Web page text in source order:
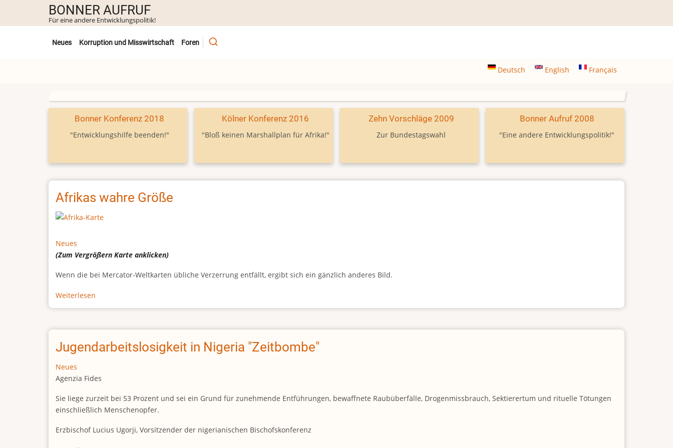
Inhalt
BONNER AUFRUF
Für eine andere Entwicklungspolitik!
Untermenü
Neues Korruption und Misswirtschaft Foren
Deutsch English Français
Bonner Konferenz 2018
"Entwicklungshilfe beenden!"
Kölner Konferenz 2016
"Bloß keinen Marshallplan für Afrika!"
Zehn Vorschläge 2009
Zur Bundestagswahl
Bonner Aufruf 2008
"Eine andere Entwicklungspolitik!"
Afrikas wahre Größe
Neues
(Zum VergrößernKarte anklicken)
Wenn die bei Mercator-Weltkarten übliche Verzerrung entfällt, ergibt sich ein gänzlich anderes Bild.
Weiterlesen
Afrikas
Größe
Jugendarbeitslosigkeit in Nigeria "Zeitbombe"
Neues
Agenzia Fides
Sie liege zurzeit bei 53 Prozent und sei ein Grund für zunehmende Entführungen, bewaffnete Raubüberfälle, Drogenmissbrauch, Sektierertum und rituelle Tötungen
einschließlich Menschenopfer.
Erzbischof Lucius Ugorji, Vorsitzender der nigerianischen Bischofskonferenz